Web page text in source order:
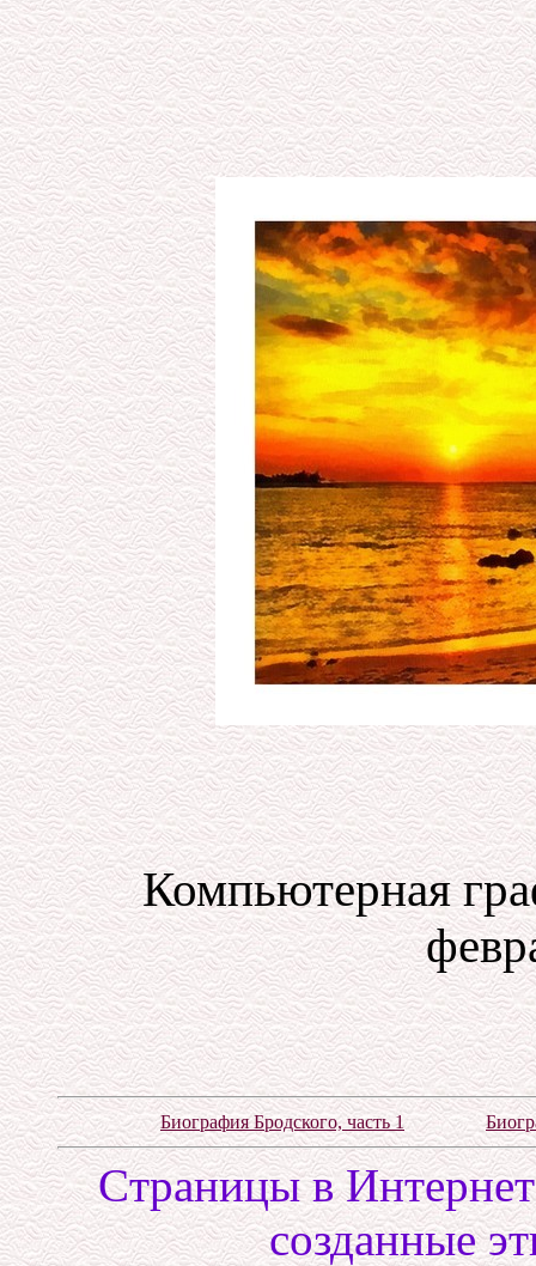
Компьютерная
Биография Бродского, часть 1
Cтраницы в
созданные